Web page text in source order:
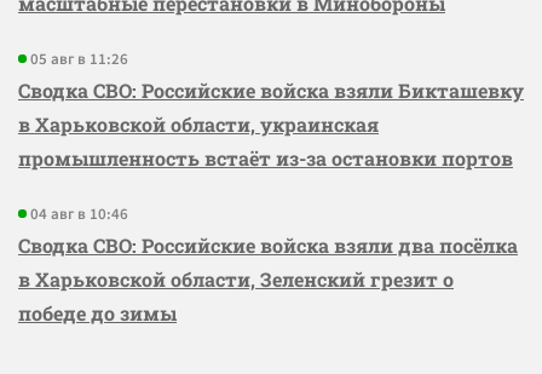
05 авг в 11:26
Сводка СВО: Российские войска взяли Бикташевку
в Харьковской области, украинская
промышленность встаёт из-за остановки портов
04 авг в 10:46
Сводка СВО: Российские войска взяли два посёлка
в Харьковской области, Зеленский грезит о
победе до зимы